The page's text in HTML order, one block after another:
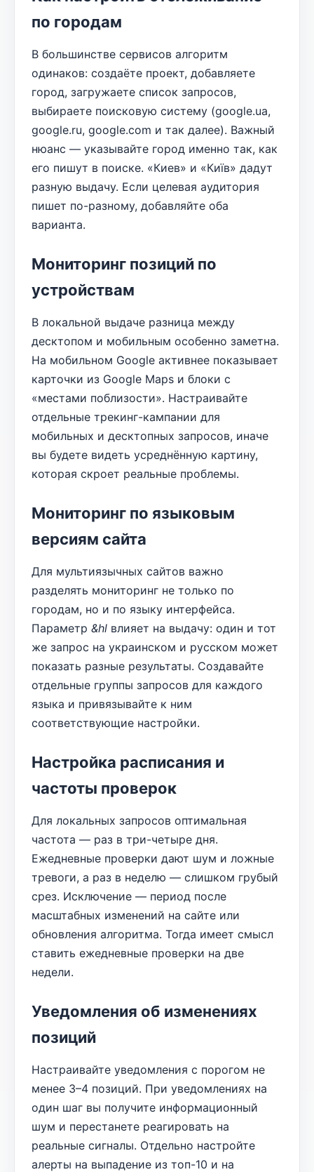
по городам
В большинстве сервисов алгоритм
одинаков: создаёте проект, добавляете
город, загружаете список запросов,
выбираете поисковую систему (google.ua,
google.ru, google.com и так далее). Важный
нюанс — указывайте город именно так, как
его пишут в поиске. «Киев» и «Київ» дадут
разную выдачу. Если целевая аудитория
пишет по-разному, добавляйте оба
варианта.
Мониторинг позиций по
устройствам
В локальной выдаче разница между
десктопом и мобильным особенно заметна.
На мобильном Google активнее показывает
карточки из Google Maps и блоки с
«местами поблизости». Настраивайте
отдельные трекинг-кампании для
мобильных и десктопных запросов, иначе
вы будете видеть усреднённую картину,
которая скроет реальные проблемы.
Мониторинг по языковым
версиям сайта
Для мультиязычных сайтов важно
разделять мониторинг не только по
городам, но и по языку интерфейса.
Параметр &hl влияет на выдачу: один и тот
же запрос на украинском и русском может
показать разные результаты. Создавайте
отдельные группы запросов для каждого
языка и привязывайте к ним
соответствующие настройки.
Настройка расписания и
частоты проверок
Для локальных запросов оптимальная
частота — раз в три-четыре дня.
Ежедневные проверки дают шум и ложные
тревоги, а раз в неделю — слишком грубый
срез. Исключение — период после
масштабных изменений на сайте или
обновления алгоритма. Тогда имеет смысл
ставить ежедневные проверки на две
недели.
Уведомления об изменениях
позиций
Настраивайте уведомления с порогом не
менее 3–4 позиций. При уведомлениях на
один шаг вы получите информационный
шум и перестанете реагировать на
реальные сигналы. Отдельно настройте
алерты на выпадение из топ-10 и на